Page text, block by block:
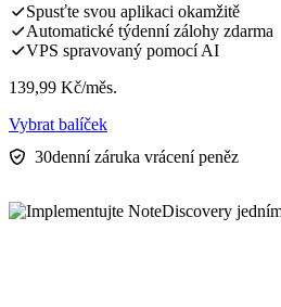
Spusťte svou aplikaci okamžitě
Automatické týdenní zálohy zdarma
VPS spravovaný pomocí AI
139,99 Kč/měs.
Vybrat balíček
30denní záruka vrácení peněz